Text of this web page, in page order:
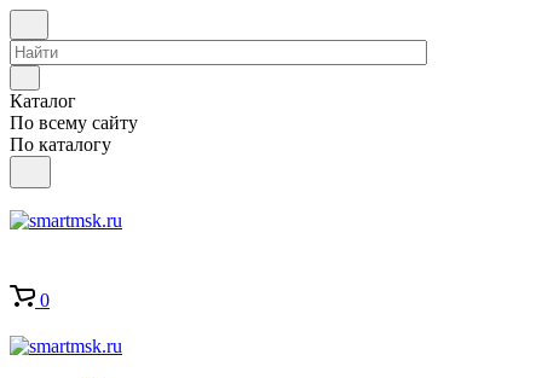
Каталог
По всему сайту
По каталогу
0